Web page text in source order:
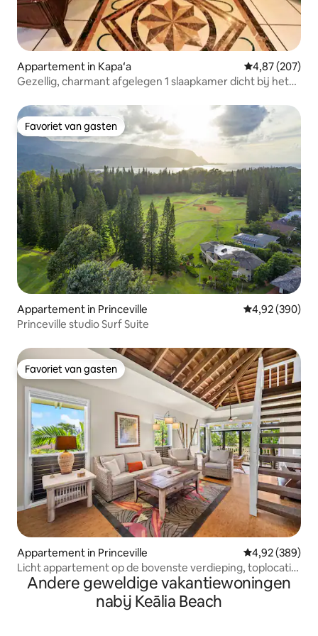
Appartement in Kapaʻa Gemiddelde
4,87 (207)
Gezellig, charmant afgelegen 1 slaapkamer dicht bij het
Favoriet van gasten
Favoriet van gasten
Appartement in Princeville Gemiddelde
4,92 (390)
Princeville studio Surf Suite
Favoriet van gasten
Favoriet van gasten
Appartement in Princeville Gemiddelde
4,92 (389)
Licht appartement op de bovenste verdieping, toplocatie,
airconditioning en zwembad!
Andere geweldige vakantiewoningen
nabij Keālia Beach